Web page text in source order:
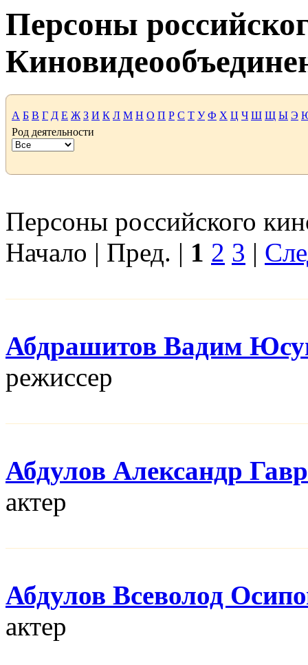
Персоны
А Б В Г Д Е Ж З И К Л М Н О П Р С Т У Ф Х Ц Ч Ш Щ Ы Э
Род деятельности
Персоны российского
Начало | Пред. | 1 2 3 |
Абдрашитов Вадим
режисcер
Абдулов Александр
актер
Абдулов Всеволод
актер